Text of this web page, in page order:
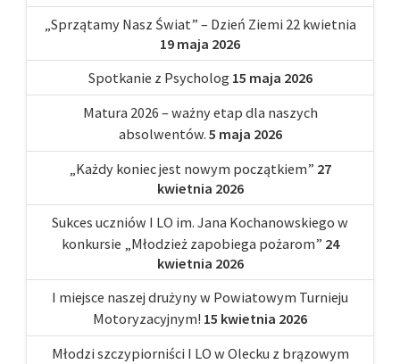
„Sprzątamy Nasz Świat” – Dzień Ziemi 22 kwietnia
19 maja 2026
Spotkanie z Psycholog 15 maja 2026
Matura 2026 – ważny etap dla naszych
absolwentów. 5 maja 2026
„Każdy koniec jest nowym początkiem” 27
kwietnia 2026
Sukces uczniów I LO im. Jana Kochanowskiego w
konkursie „Młodzież zapobiega pożarom” 24
kwietnia 2026
I miejsce naszej drużyny w Powiatowym Turnieju
Motoryzacyjnym! 15 kwietnia 2026
Młodzi szczypiorniści I LO w Olecku z brązowym